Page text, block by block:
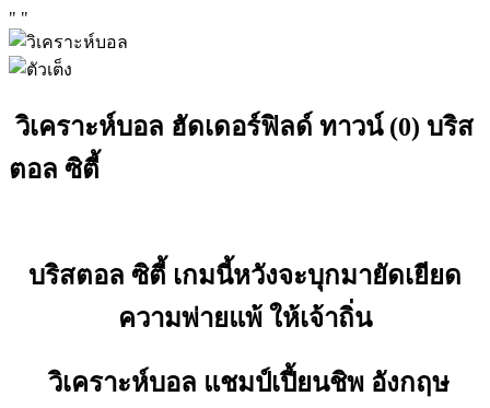
" "
วิเคราะห์บอล ฮัดเดอร์ฟิลด์ ทาวน์ (0) บริส
ตอล ซิตี้
บริสตอล ซิตี้ เกมนี้หวังจะบุกมายัดเยียด
ความพ่ายแพ้ ให้เจ้าถิ่น
วิเคราะห์บอล แชมป์เปี้ยนชิพ อังกฤษ